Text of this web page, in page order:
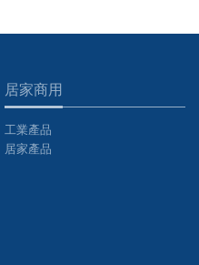
居家商用
工業產品
居家產品